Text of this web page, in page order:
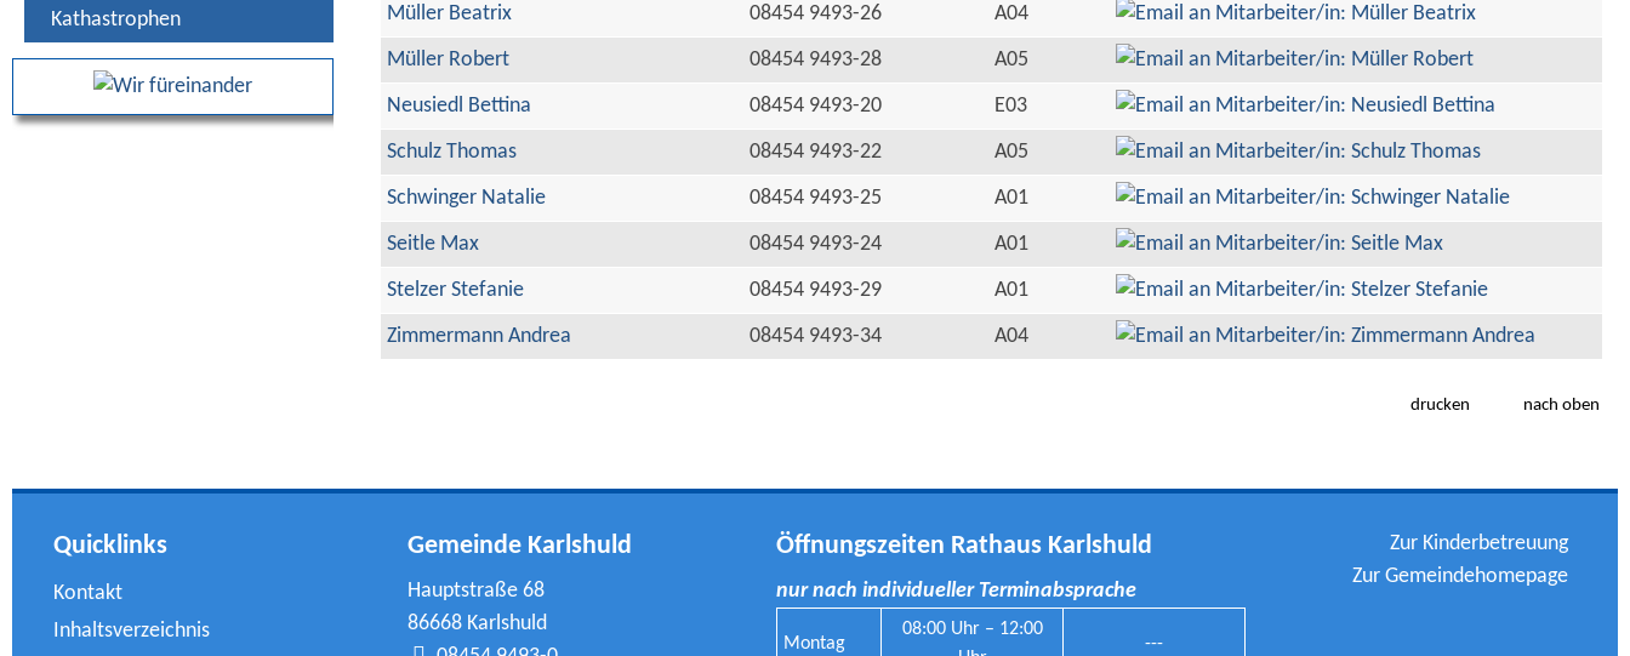
Kathastrophen
Müller Beatrix
08454 9493-26
A04
Müller Robert
08454 9493-28
A05
Neusiedl Bettina
08454 9493-20
E03
Schulz Thomas
08454 9493-22
A05
Schwinger Natalie
08454 9493-25
A01
Seitle Max
08454 9493-24
A01
Stelzer Stefanie
08454 9493-29
A01
Zimmermann Andrea
08454 9493-34 A04
drucken nach oben
Quicklinks
Kontakt
Inhaltsverzeichnis
Gemeinde Karlshuld
Hauptstraße 68
86668 Karlshuld
Öffnungszeiten Rathaus Karlshuld
nur nach individueller Terminabsprache
Montag
08:00 Uhr – 12:00
---
Zur Kinderbetreuung
Zur Gemeindehomepage